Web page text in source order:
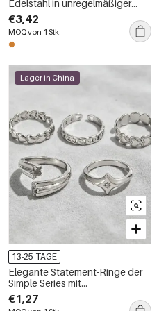
Edelstahl in unregelmäßiger
Form, wasserdicht, goldfarben,
mit Glas
€3,42
MOQ von 1 Stk.
Lager in China
13-25 TAGE
Elegante Statement-Ringe der
Simple Series mit
unregelmäßiger Herz- und
Hammermuster, aus
€1,27